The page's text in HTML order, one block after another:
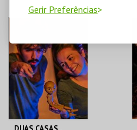
Gerir Preferências
MAIS INFO